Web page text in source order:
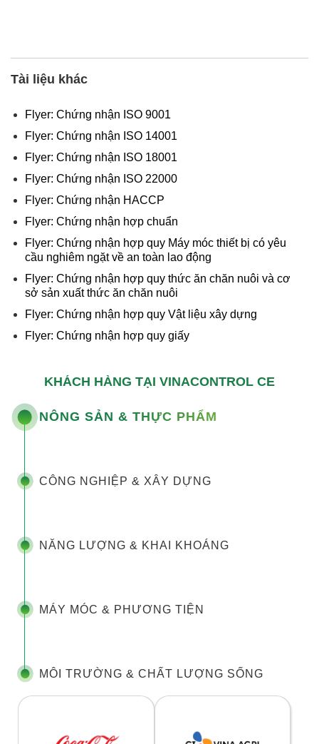
Tài liệu khác
Flyer: Chứng nhận ISO 9001
Flyer: Chứng nhận ISO 14001
Flyer: Chứng nhận ISO 18001
Flyer: Chứng nhận ISO 22000
Flyer: Chứng nhận HACCP
Flyer: Chứng nhận hợp chuẩn
Flyer: Chứng nhận hợp quy Máy móc thiết bị có yêu
cầu nghiêm ngặt về an toàn lao động
Flyer: Chứng nhận hợp quy thức ăn chăn nuôi và cơ
sở sản xuất thức ăn chăn nuôi
Flyer: Chứng nhận hợp quy Vật liệu xây dựng
Flyer: Chứng nhận hợp quy giấy
KHÁCH HÀNG TẠI VINACONTROL CE
NÔNG SẢN & THỰC PHẨM
CÔNG NGHIỆP & XÂY DỰNG
NĂNG LƯỢNG & KHAI KHOÁNG
MÁY MÓC & PHƯƠNG TIỆN
MÔI TRƯỜNG & CHẤT LƯỢNG SỐNG